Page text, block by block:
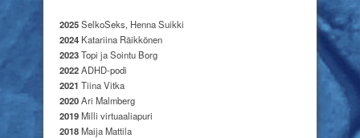
2025SelkoSeks, Henna Suikki
2024 Katariina Räikkönen
2023Topi ja Sointu Borg
2022ADHD-podi
2021 Tiina Vitka
2020Ari Malmberg
2019Milli virtuaaliapuri
2018Maija Mattila